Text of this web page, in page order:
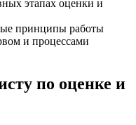
этапах оценки и
принципы работы
и процессами
по оценке и